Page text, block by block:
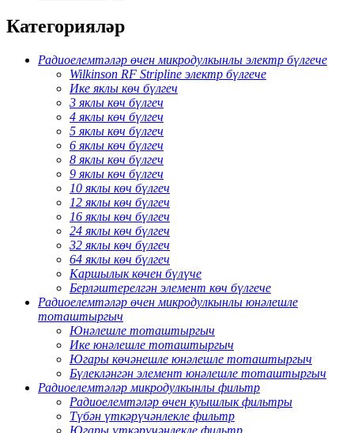
Категорияләр
Радиоелемтәләр өчен микродулкынлы электр бүлгече
Wilkinson RF Stripline электр бүлгече
Ике яклы көч бүлгеч
3 яклы көч бүлгеч
4 яклы көч бүлгеч
5 яклы көч бүлгеч
6 яклы көч бүлгеч
8 яклы көч бүлгеч
9 яклы көч бүлгеч
10 яклы көч бүлгеч
12 яклы көч бүлгеч
16 яклы көч бүлгеч
24 яклы көч бүлгеч
32 яклы көч бүлгеч
64 яклы көч бүлгеч
Каршылык көчен бүлүче
Берләштерелгән элемент көч бүлгече
Радиоелемтәләр өчен микродулкынлы юнәлешле
тоташтыргыч
Юнәлешле тоташтыргыч
Ике юнәлешле тоташтыргыч
Югары көчәнешле юнәлешле тоташтыргыч
Бүлекләнгән элемент юнәлешле тоташтыргыч
Радиоелемтәләр микродулкынлы фильтр
Радиоелемтәләр өчен куышлык фильтры
Түбән үткәрүчәнлекле фильтр
Югары үткәрүчәнлекле фильтр